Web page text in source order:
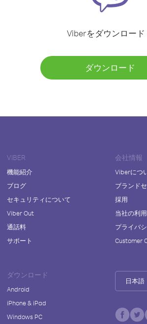
Viberをダウンロード
ダウンロード
VIBER
機能紹介
ブログ
セキュリティについて
Viber Out
通話料
サポート
会社情報
Viberにつ
ブランド
採用
当社の利
プライバ
Customer
ダウンロード
Android
iPhone & iPad
Windows PC
日本語